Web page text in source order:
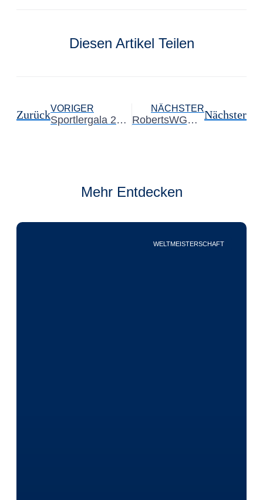
Diesen Artikel Teilen
ZurückVORIGER
Sportlergala 2022
NÄCHSTER
RobertsWGWMTB-#1 Nächster
Mehr Entdecken
WELTMEISTERSCHAFT